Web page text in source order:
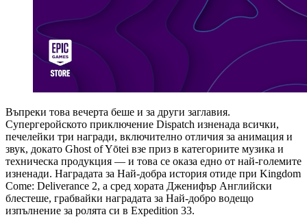
Въпреки това вечерта беше и за други заглавия.
Супергеройското приключение Dispatch изненада всички,
печелейки три награди, включително отличия за анимация и
звук, докато Ghost of Yōtei взе приз в категориите музика и
техническа продукция — и това се оказа едно от най-големите
изненади. Наградата за Най-добра история отиде при Kingdom
Come: Deliverance 2, а сред хората Дженифър Английски
блестеше, грабвайки наградата за Най-добро водещо
изпълнение за ролята си в Expedition 33.